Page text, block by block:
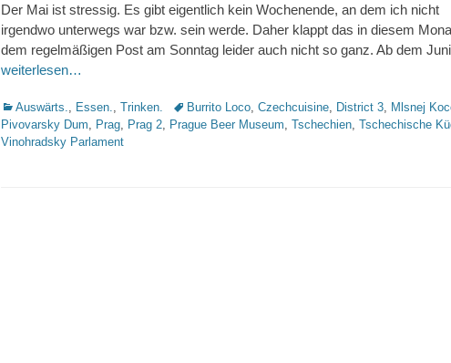
Der Mai ist stressig. Es gibt eigentlich kein Wochenende, an dem ich nicht
irgendwo unterwegs war bzw. sein werde. Daher klappt das in diesem
dem regelmäßigen Post am Sonntag leider auch nicht so ganz. Ab dem
weiterlesen…
Kategorien
Auswärts. Essen. Trinken. Schlagworte
Burrito Loco Czechcuisine District 3 Mlsnej
Pivovarsky Dum
Prag Prag 2 Prague Beer Museum Tschechien Tschechische
Vinohradsky Parlament